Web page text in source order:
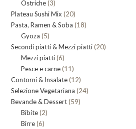
Ostriche 33
prodotti
Plateau Sushi Mix 2020
prodotti
Pasta, Ramen & Soba 1818
Gyoza 55
prodotti
Secondi piatti & Mezzi piatti 2020
Mezzi piatti 66
prodotti
Pesce e carne 1111
prodotti
Contorni & Insalate 1212
prodotti
Selezione Vegetariana 2424
Bevande & Dessert 5959
Bibite 22
Birre 66